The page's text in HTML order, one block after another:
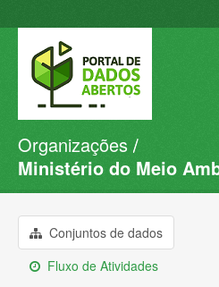
Conjuntos de dados
Organizações
Sobre
Organizações
Ministério do Meio
Conjuntos de dados
Fluxo de Atividades